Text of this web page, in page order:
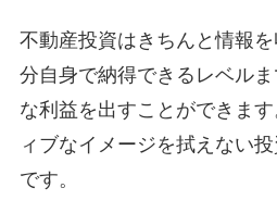
不動産投資はきちんと情報
分自身で納得できるレベル
な利益を出すことができま
ィブなイメージを拭えない
です。